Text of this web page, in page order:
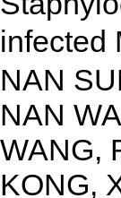
infected
NAN
NAN
WANG,
KONG,